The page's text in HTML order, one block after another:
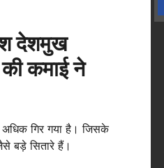
देशमुख
कमाई ने
गिर गया है। जिसके
बड़े सितारे हैं।